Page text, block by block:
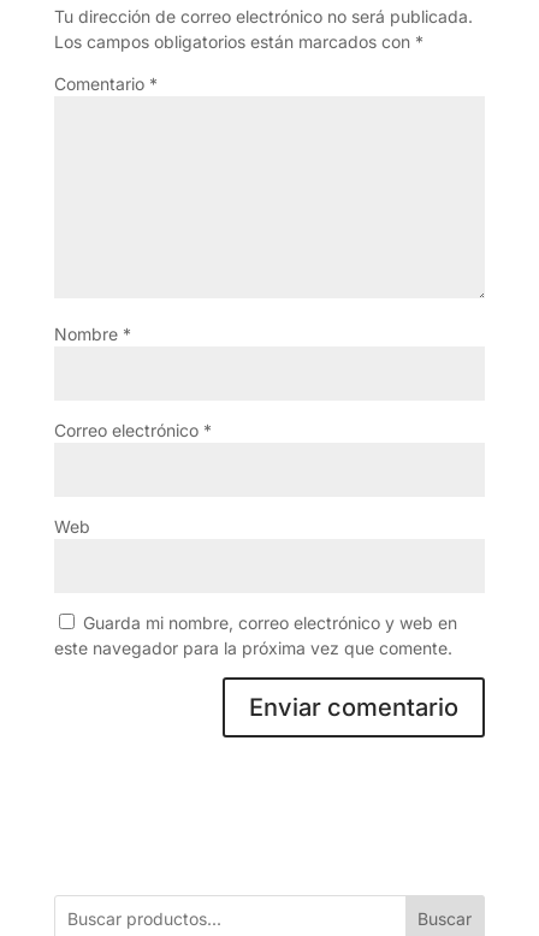
Tu dirección de correo electrónico no será publicada.
Los campos obligatorios están marcados con *
Comentario *
Nombre *
Correo electrónico *
Web
Guarda mi nombre, correo electrónico y web en
este navegador para la próxima vez que comente.
Buscar